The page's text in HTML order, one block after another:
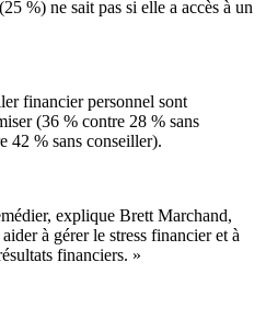
%) ne sait pas si elle a accès à un
financier personnel sont
(36 % contre 28 % sans
42 % sans conseiller).
explique Brett Marchand,
à gérer le stress financier et à
financiers. »